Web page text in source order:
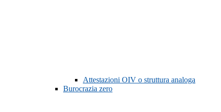
Attestazioni OIV o struttura analoga
Burocrazia zero